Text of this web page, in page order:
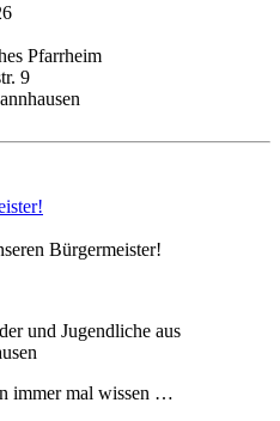
Pfarrheim
9
Bürgermeister!
und Jugendliche aus
immer mal wissen …